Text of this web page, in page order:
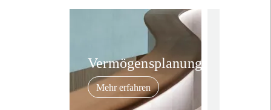
Vermögensplanung.
Mehr erfahren